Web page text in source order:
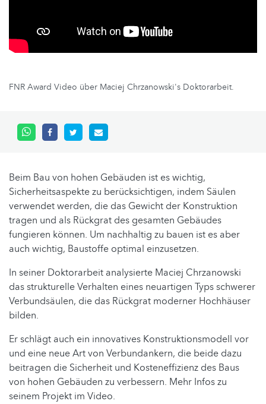
FNR Award Video über Maciej Chrzanowski's Doktorarbeit.
Beim Bau von hohen Gebäuden ist es wichtig,
Sicherheitsaspekte zu berücksichtigen, indem Säulen
verwendet werden, die das Gewicht der Konstruktion
tragen und als Rückgrat des gesamten Gebäudes
fungieren können. Um nachhaltig zu bauen ist es aber
auch wichtig, Baustoffe optimal einzusetzen.
In seiner Doktorarbeit analysierte Maciej Chrzanowski
das strukturelle Verhalten eines neuartigen Typs schwerer
Verbundsäulen, die das Rückgrat moderner Hochhäuser
bilden.
Er schlägt auch ein innovatives Konstruktionsmodell vor
und eine neue Art von Verbundankern, die beide dazu
beitragen die Sicherheit und Kosteneffizienz des Baus
von hohen Gebäuden zu verbessern. Mehr Infos zu
seinem Projekt im Video.